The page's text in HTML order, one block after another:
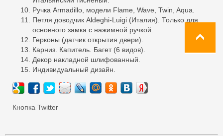
Ручка Armadillo, модели Flame, Wave, Twin, Aqua.
Петля доводчик Aldeghi-Luigi (Италия). Только для
основного замка с нажимной ручкой.
Герконы (датчик открытия двери).
Карниз. Капитель. Багет (6 видов).
Декор накладной шлифованный.
Индивидуальный дизайн.
Кнопка Twitter